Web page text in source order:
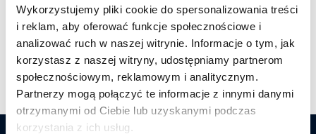
Wykorzystujemy pliki cookie do spersonalizowania treści
i reklam, aby oferować funkcje społecznościowe i
analizować ruch w naszej witrynie. Informacje o tym, jak
korzystasz z naszej witryny, udostępniamy partnerom
społecznościowym, reklamowym i analitycznym.
Partnerzy mogą połączyć te informacje z innymi danymi
otrzymanymi od Ciebie lub uzyskanymi podczas
korzystania z ich usług.
Porozmawiaj z doradcą
Znajdź nas social mediach